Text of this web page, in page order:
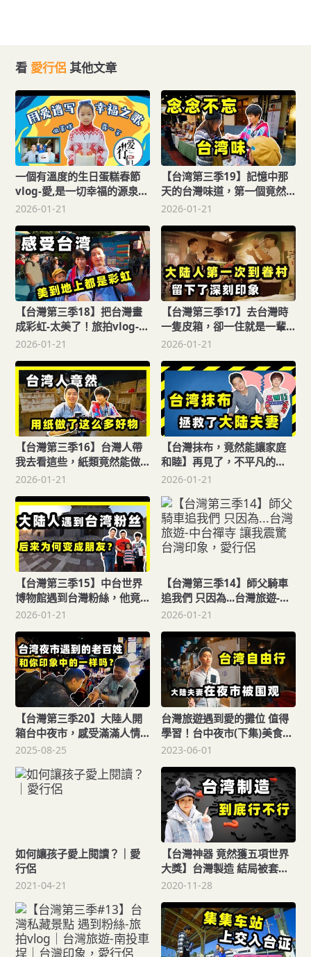
看 愛行侶 其他文章
一個有溫度的生日蛋糕春節
vlog-愛,是一切幸福的源泉！
愛行侶
2026-01-21
【台湾第三季19】記憶中那
天的台灣味道，第一個竟然
是無味！台灣旅拍vlog-台中
2026-01-21
【台灣第三季18】把台灣畫
成彩虹-太美了！旅拍vlog-台
中彩虹眷村台灣印象，愛行
2026-01-21
【台灣第三季17】去台灣時
一隻皮箱，卻一住就是一輩
子！台灣旅拍vlog-台中眷村
2026-01-21
【台灣第三季16】台灣人帶
我去看這些，紙類竟然能做
出这么多創意好物！台灣
印象，愛行侶
2026-01-21
【台灣抹布，竟然能讓家庭
和睦】再見了，不平凡的
2020！台灣印象，愛行侶
2026-01-21
【台灣第三季15】中台世界
博物館遇到台灣粉絲，他竟
然是...台灣vlog台灣印象，
2026-01-21
【台灣第三季14】師父騎車
追我們 只因為...台灣旅遊-中
台禪寺 讓我震驚台灣印象，
2026-01-21
【台灣第三季20】大陸人開
箱台中夜市，感受滿滿人情
味！旅拍vlog-台灣夜市遇到
樣嗎台灣旅遊攻略-一中夜市
台灣印象，愛行侶
2025-08-25
台灣旅遊遇到愛的攤位 值得
學習！台中夜市(下集)美食小
吃台灣人...我愛的地方台灣旅
2023-06-01
如何讓孩子愛上閱讀？｜愛
行侶
2021-04-21
【台灣神器 竟然獲五項世界
大獎】台灣製造 結局被套路
｜因為愛-泰達椅｜台灣印
2020-11-28